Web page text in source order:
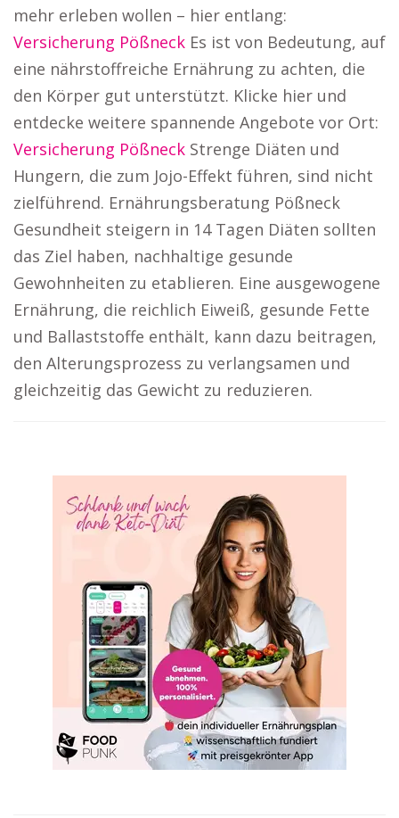
mehr erleben wollen – hier entlang:
Versicherung Pößneck Es ist von Bedeutung, auf
eine nährstoffreiche Ernährung zu achten, die
den Körper gut unterstützt. Klicke hier und
entdecke weitere spannende Angebote vor Ort:
Versicherung Pößneck Strenge Diäten und
Hungern, die zum Jojo-Effekt führen, sind nicht
zielführend. Ernährungsberatung Pößneck
Gesundheit steigern in 14 Tagen Diäten sollten
das Ziel haben, nachhaltige gesunde
Gewohnheiten zu etablieren. Eine ausgewogene
Ernährung, die reichlich Eiweiß, gesunde Fette
und Ballaststoffe enthält, kann dazu beitragen,
den Alterungsprozess zu verlangsamen und
gleichzeitig das Gewicht zu reduzieren.